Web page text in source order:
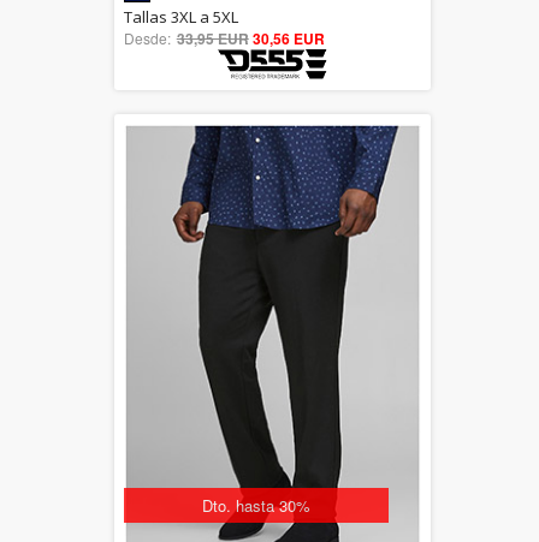
5.00
out of 5
Tallas 3XL a 5XL
Desde: 33,95 EUR30,56 EUR
Dto. hasta 30%